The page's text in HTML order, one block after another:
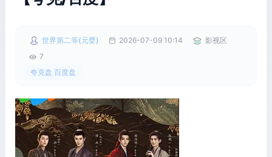
世界第二等(元婴) 2026-07-09 10:14
影视区
7
夸克盘 百度盘